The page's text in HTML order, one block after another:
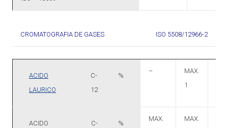
CROMATOGRAFIA DE GASES ISO 5508/12966-2
ACIDO
LAURICO
C-
12
%
–
MAX.
1
ACIDO
C-
%
MAX.
MAX.